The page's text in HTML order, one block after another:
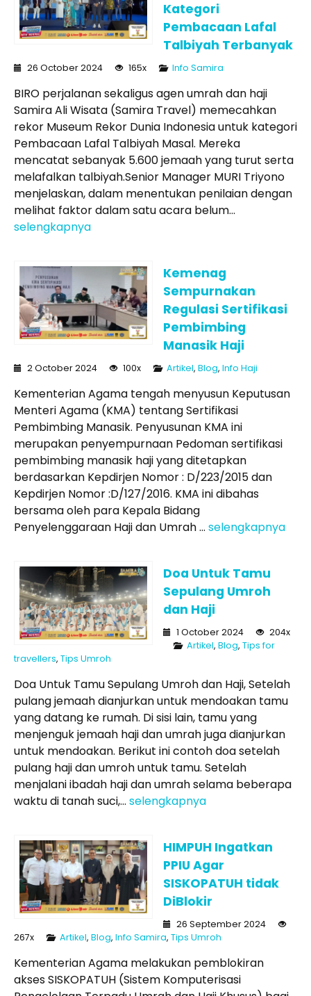
Kategori
Pembacaan Lafal
Talbiyah Terbanyak
26 October 2024 165x Info Samira
BIRO perjalanan sekaligus agen umrah dan haji
Samira Ali Wisata (Samira Travel) memecahkan
rekor Museum Rekor Dunia Indonesia untuk kategori
Pembacaan Lafal Talbiyah Masal. Mereka
mencatat sebanyak 5.600 jemaah yang turut serta
melafalkan talbiyah.Senior Manager MURI Triyono
menjelaskan, dalam menentukan penilaian dengan
melihat faktor dalam satu acara belum...
selengkapnya
Kemenag
Sempurnakan
Regulasi Sertifikasi
Pembimbing
Manasik Haji
2 October 2024 100x Artikel, Blog, Info Haji
Kementerian Agama tengah menyusun Keputusan
Menteri Agama (KMA) tentang Sertifikasi
Pembimbing Manasik. Penyusunan KMA ini
merupakan penyempurnaan Pedoman sertifikasi
pembimbing manasik haji yang ditetapkan
berdasarkan Kepdirjen Nomor : D/223/2015 dan
Kepdirjen Nomor :D/127/2016. KMA ini dibahas
bersama oleh para Kepala Bidang
Penyelenggaraan Haji dan Umrah ... selengkapnya
Doa Untuk Tamu
Sepulang Umroh
dan Haji
1 October 2024
204x
Artikel, Blog, Tips for
travellers, Tips Umroh
Doa Untuk Tamu Sepulang Umroh dan Haji, Setelah
pulang jemaah dianjurkan untuk mendoakan tamu
yang datang ke rumah. Di sisi lain, tamu yang
menjenguk jemaah haji dan umrah juga dianjurkan
untuk mendoakan. Berikut ini contoh doa setelah
pulang haji dan umroh untuk tamu. Setelah
menjalani ibadah haji dan umrah selama beberapa
waktu di tanah suci,... selengkapnya
HIMPUH Ingatkan
PPIU Agar
SISKOPATUH tidak
DiBlokir
26 September 2024
267x
Artikel, Blog, Info Samira, Tips Umroh
Kementerian Agama melakukan pemblokiran
akses SISKOPATUH (Sistem Komputerisasi